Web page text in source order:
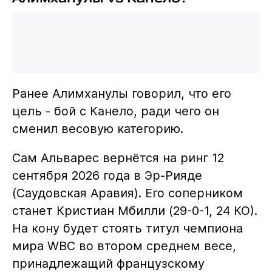
Ранее Алимханулы говорил, что его
цель - бой с Канело, ради чего он
сменил весовую категорию.
Сам Альварес вернётся на ринг 12
сентября 2026 года в Эр-Рияде
(Саудовская Аравия). Его соперником
станет Кристиан Мбилли (29-0-1, 24 КО).
На кону будет стоять титул чемпиона
мира WBC во втором среднем весе,
принадлежащий французскому